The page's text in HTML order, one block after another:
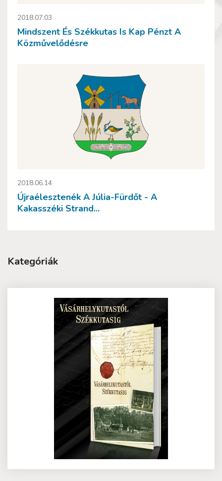
2018.07.03
Mindszent És Székkutas Is Kap Pénzt A
Közművelődésre
2018.06.14
Újraélesztenék A Júlia-Fürdőt - A
Kakasszéki Strand...
Kategóriák